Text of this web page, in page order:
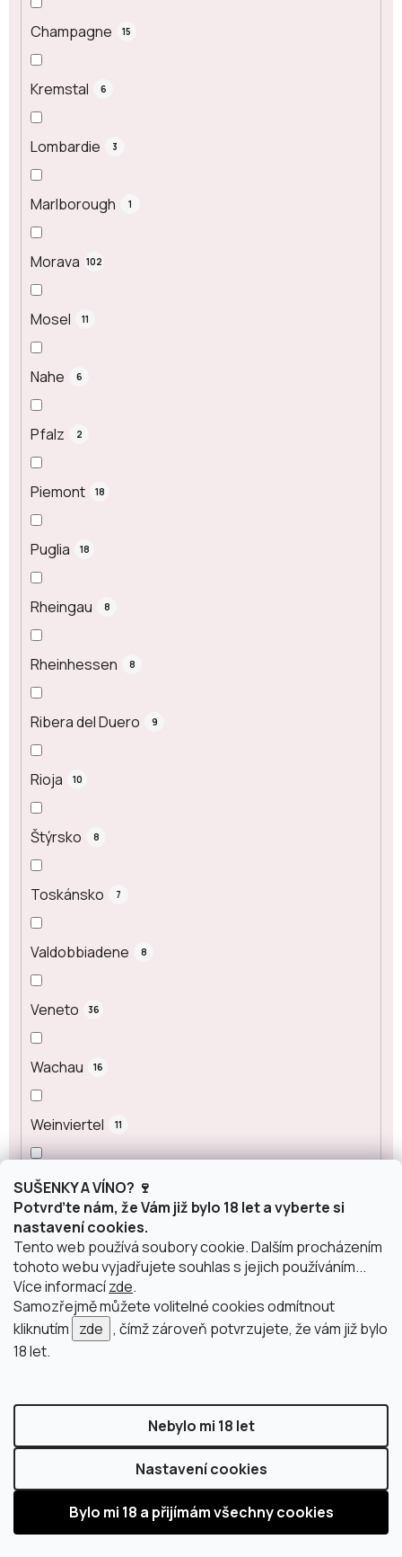
SUŠENKY A VÍNO? 🍷
Potvrďte nám, že Vám již bylo 18 let a vyberte si
nastavení cookies.
Tento web používá soubory cookie. Dalším procházením
tohoto webu vyjadřujete souhlas s jejich používáním...
Více informacízde.
Samozřejmě můžete volitelné cookies odmítnout
kliknutím zde , čímž zároveň potvrzujete, že vám již bylo
18 let.
Nebylo mi 18 let
Nastavení cookies
Champagne 15
Kremstal 6
Lombardie 3
Marlborough 1
Morava 102
Mosel 11
Nahe 6
Pfalz 2
Piemont 18
Puglia 18
Rheingau 8
Rheinhessen 8
Ribera del Duero 9
Rioja 10
Štýrsko 8
Toskánsko 7
Valdobbiadene 8
Veneto 36
Wachau 16
Weinviertel 11
Penedes 15
La Mancha 8
Classico
Carinena
Sicílie
Šumivá vína podle původu